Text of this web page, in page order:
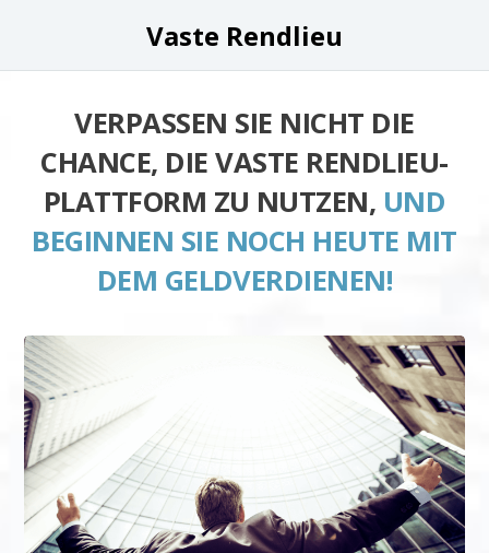
Vaste Rendlieu
VERPASSEN SIE NICHT DIE
CHANCE, DIE VASTE RENDLIEU-
PLATTFORM ZU NUTZEN, UND
BEGINNEN SIE NOCH HEUTE MIT
DEM GELDVERDIENEN!